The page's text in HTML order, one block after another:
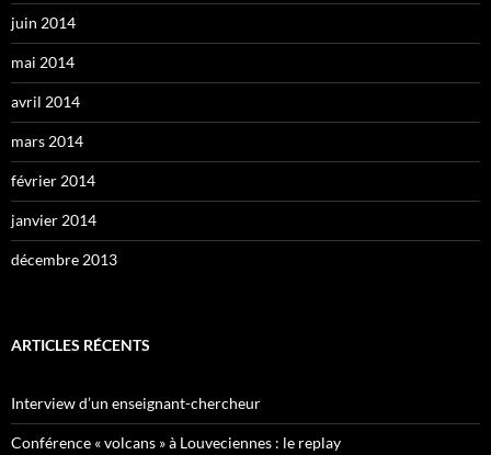
juin 2014
mai 2014
avril 2014
mars 2014
février 2014
janvier 2014
décembre 2013
ARTICLES RÉCENTS
Interview d’un enseignant-chercheur
Conférence « volcans » à Louveciennes : le replay